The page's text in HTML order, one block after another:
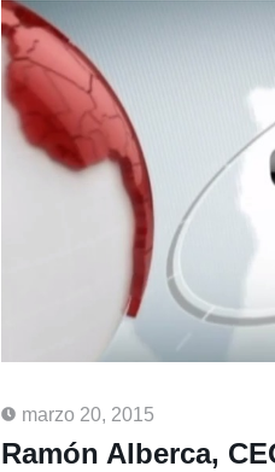
marzo 20, 2015
Ramón Alberca,